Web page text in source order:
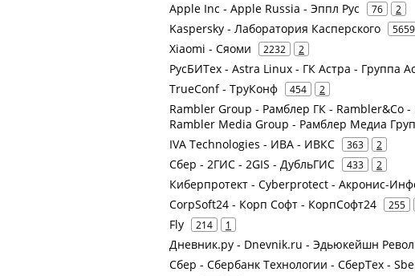
Apple Inc - Apple Russia - Эппл Рус 76 2
Kaspersky - Лаборатория Касперского 5659
Xiaomi - Сяоми 2232 2
РусБИТех - Astra Linux - ГК Астра - Группа
TrueConf - ТруКонф 454 2
Rambler Group - Рамблер ГК - Rambler&Co
Rambler Media Group - Рамблер Медиа
IVA Technologies - ИВА - ИВКС 363 2
Сбер - 2ГИС - 2GIS - ДубльГИС 433 2
Киберпротект - Cyberprotect - Акронис-
CorpSoft24 - Корп Софт - КорпСофт24 255
Fly 214 1
Дневник.ру - Dnevnik.ru - Эдьюкейшн
Сбер - Сбербанк Технологии - СберТех -